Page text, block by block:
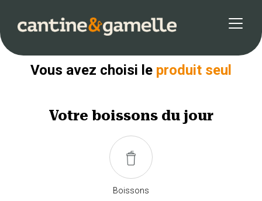
Vous avez choisi le produit seul
Votre boissonsdu jour
Boissons